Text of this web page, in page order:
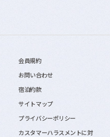
会員規約
お問い合わせ
宿泊約款
サイトマップ
プライバシーポリシー
カスタマーハラスメントに対